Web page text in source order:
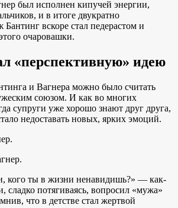
был исполнен кипучей энергии,
и в итоге двукратно
вскоре стал педерастом и
очаровашки.
«перспективную» идею
и Вагнера можно было считать
союзом. И как во многих
супруги уже хорошо знают друг друга,
недоставать новых, ярких эмоций.
кого ты в жизни ненавидишь?» — как-
сладко потягиваясь, вопросил «мужа»
что в детстве стал жертвой